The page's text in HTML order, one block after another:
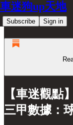
車迷狗up天地
Subscribe Sign in
【車迷觀點
三甲數據：